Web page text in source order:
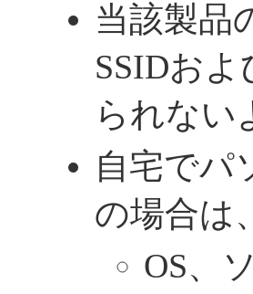
当該製品
SSIDお
られない
自宅でパ
の場合は
OS、